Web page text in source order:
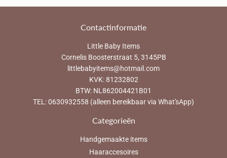
Contactinformatie
Little Baby Items
Cornelis Boosterstraat 5, 3145PB
littlebabyitems@hotmail.com
KVK: 81232802
BTW: NL862004421B01
TEL: 0630932558 (alleen bereikbaar via What'sApp)
Categorieën
Handgemaakte items
Haaraccesoires